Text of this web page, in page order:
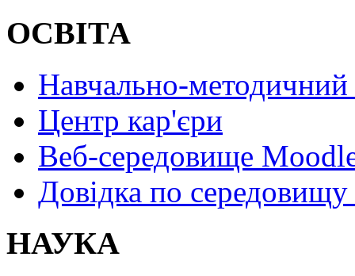
ОСВІТА
Навчально-методичний
Центр кар'єри
Веб-середовище
Довідка по
НАУКА